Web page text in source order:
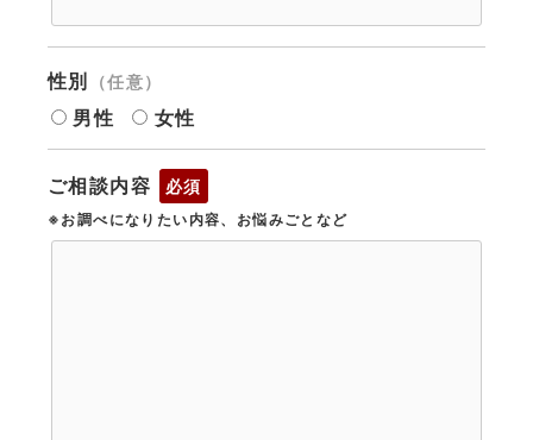
性別 （任意）
男性 女性
ご相談内容 必須
※お調べになりたい内容、お悩みごとなど